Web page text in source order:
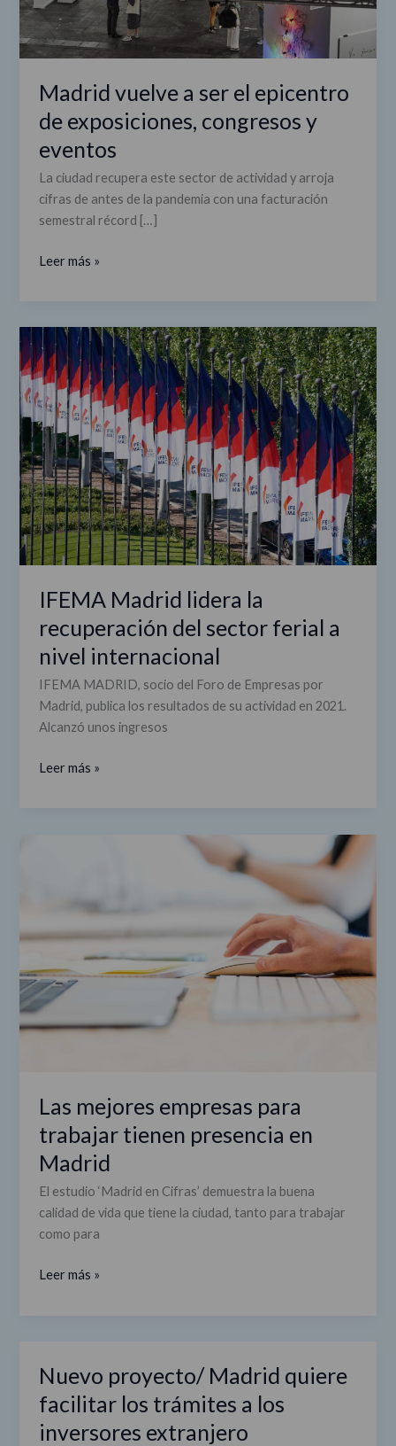
Madrid vuelve a ser el epicentro
de exposiciones, congresos y
eventos
La ciudad recupera este sector de actividad y arroja
cifras de antes de la pandemia con una facturación
semestral récord […]
y
eventos
Leer más »
IFEMA Madrid lidera la
recuperación del sector ferial a
nivel internacional
IFEMA MADRID, socio del Foro de Empresas por
Madrid, publica los resultados de su actividad en 2021.
Alcanzó unos ingresos
IFEMA
Madrid
lidera
la
recuperación
del
sector
ferial
a
nivel
internacional
Leer más »
Las mejores empresas para
trabajar tienen presencia en
Madrid
El estudio ‘Madrid en Cifras’ demuestra la buena
calidad de vida que tiene la ciudad, tanto para trabajar
como para
trabajar
presencia
en
Madrid
Leer más »
Nuevo proyecto/ Madrid quiere
facilitar los trámites a los
inversores extranjero
Nuevo
Madrid
quiere